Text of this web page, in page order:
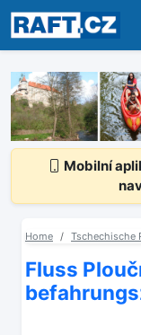
Registrace
Mobilní
Home Tschechische
Fluss